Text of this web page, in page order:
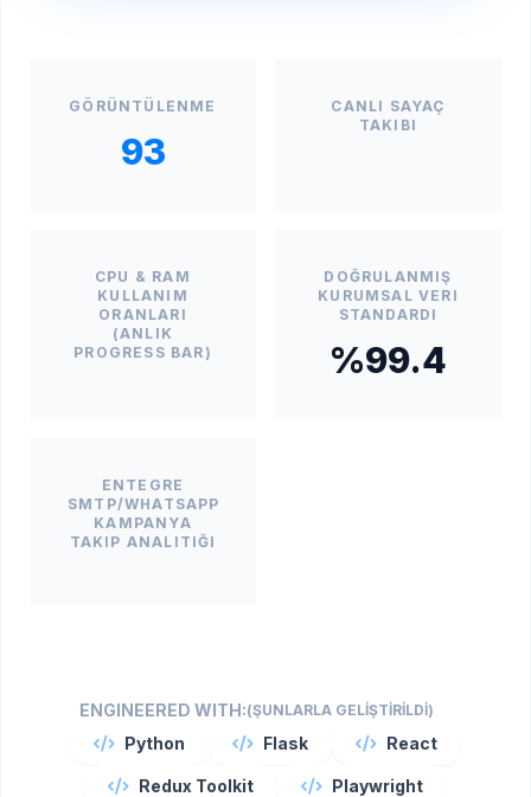
GÖRÜNTÜLENME
93
CANLI SAYAÇ
TAKIBI
CPU & RAM
KULLANIM
ORANLARI
(ANLIK
PROGRESS BAR)
DOĞRULANMIŞ
KURUMSAL VERI
STANDARDI
%99.4
ENTEGRE
SMTP/WHATSAPP
KAMPANYA
TAKIP ANALITIĞI
ENGINEERED WITH:(ŞUNLARLA GELİŞTİRİLDİ)
Python Flask React
Redux Toolkit Playwright